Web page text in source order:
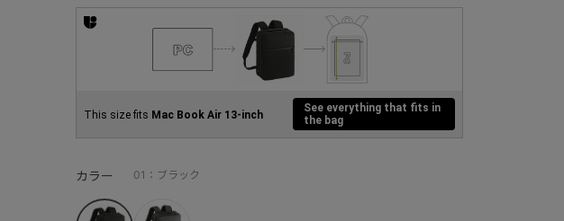
カラー 01：ブラック
This size fits Mac Book Air 13-inch
See everything that fits in
the bag